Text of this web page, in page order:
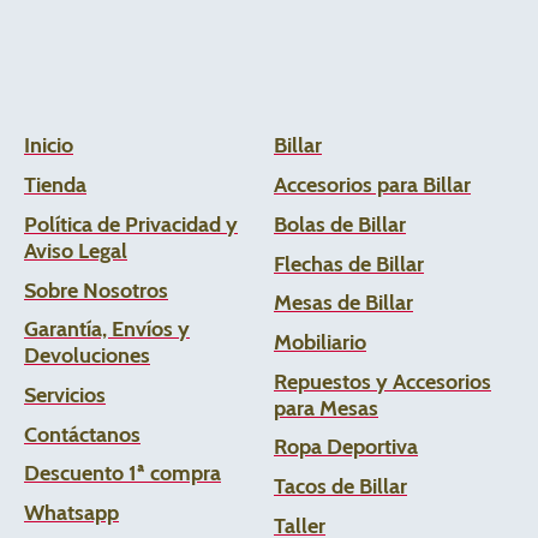
Inicio
Tienda
Política de Privacidad y
Aviso Legal
Sobre Nosotros
Garantía, Envíos y
Devoluciones
Servicios
Contáctanos
Descuento 1ª compra
Whatsapp
Billar
Accesorios para Billar
Bolas de Billar
Flechas de Billar
Mesas de Billar
Mobiliario
Repuestos y Accesorios
para Mesas
Ropa Deportiva
Tacos de Billar
Taller